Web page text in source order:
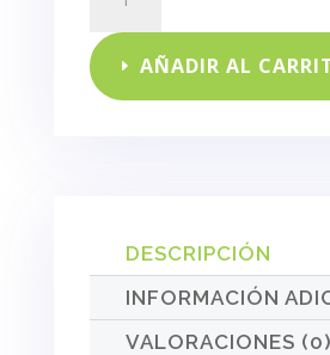
un
sueño
cantidad
AÑADIR AL
DESCRIPCIÓN
INFORMACIÓN
VALORACIONES (0)